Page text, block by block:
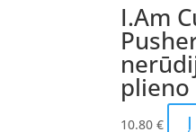
I.Am
10.80€